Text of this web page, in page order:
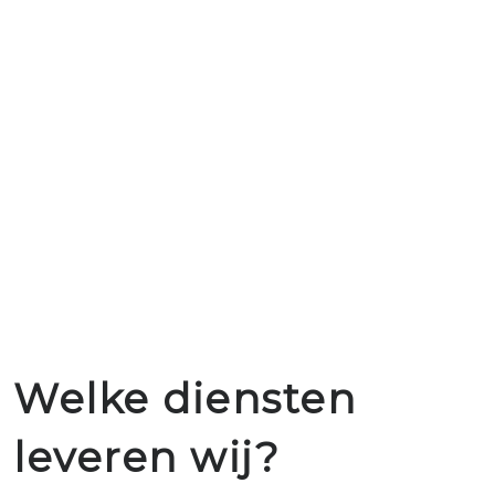
Welke diensten
leveren wij?